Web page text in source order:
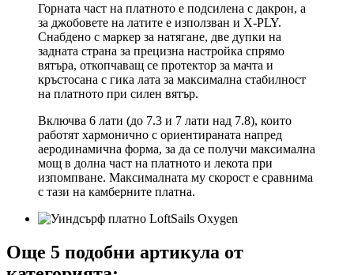
Горната част на платното е подсилена с дакрон, а
за джобовете на латите е използван и X-PLY.
Снабдено с маркер за натягане, две дупки на
задната страна за прецизна настройка спрямо
вятъра, откопчаващ се протектор за мачта и
кръстосана с гика лата за максимална стабилност
на платното при силен вятър.
Включва 6 лати (до 7.3 и 7 лати над 7.8), които
работят хармонично с ориентираната напред
аеродинамична форма, за да се получи максимална
мощ в долна част на платното и лекота при
изпомпване. Максималната му скорост е сравнима
с тази на камберните платна.
Още 5 подобни артикула от